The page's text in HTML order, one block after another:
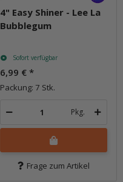
4" Easy Shiner - Lee La
Bubblegum
Sofort verfügbar
6,99 € *
Packung: 7 Stk.
Pkg.
Frage zum Artikel